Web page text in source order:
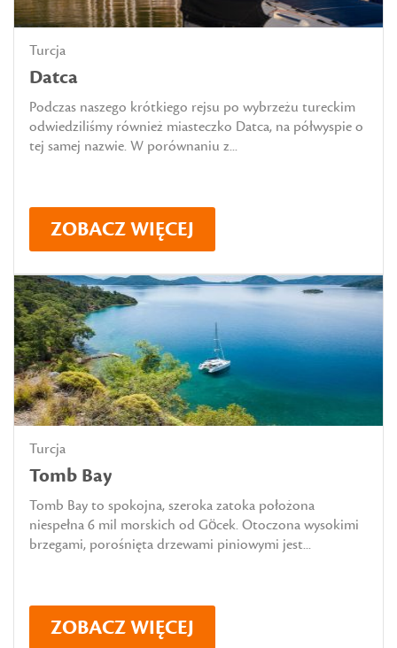
Turcja
Datca
Podczas naszego krótkiego rejsu po wybrzeżu tureckim
odwiedziliśmy również miasteczko Datca, na półwyspie o
tej samej nazwie. W porównaniu z...
ZOBACZ WIĘCEJ
Turcja
Tomb Bay
Tomb Bay to spokojna, szeroka zatoka położona
niespełna 6 mil morskich od Göcek. Otoczona wysokimi
brzegami, porośnięta drzewami piniowymi jest...
ZOBACZ WIĘCEJ